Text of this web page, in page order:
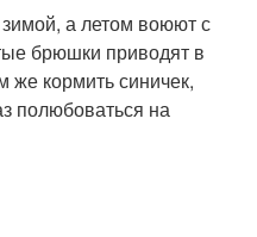
а летом воюют с
брюшки приводят в
же кормить синичек,
полюбоваться на